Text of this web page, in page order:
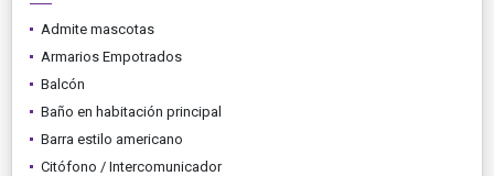
Admite mascotas
Armarios Empotrados
Balcón
Baño en habitación principal
Barra estilo americano
Citófono / Intercomunicador